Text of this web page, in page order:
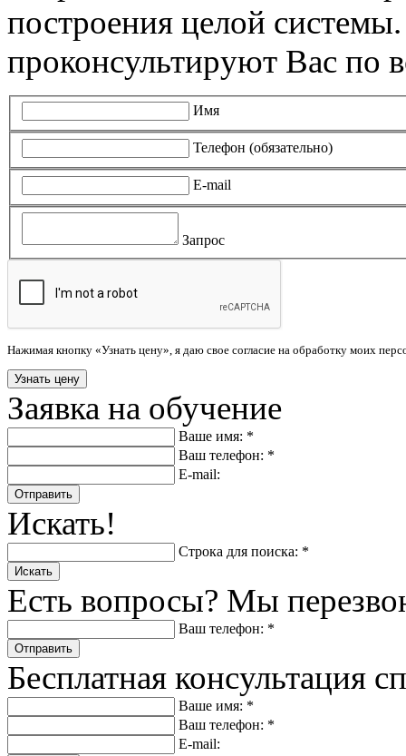
построения целой
проконсультируют Вас по
Имя
Телефон (обязательно)
E-mail
Запрос
Нажимая кнопку «Узнать цену», я даю свое согласие на обработку моих
Заявка на обучение
Ваше имя: *
Ваш телефон: *
E-mail:
Отправить
Искать!
Строка для поиска: *
Искать
Есть вопросы? Мы
Ваш телефон: *
Отправить
Бесплатная консультация
Ваше имя: *
Ваш телефон: *
E-mail: